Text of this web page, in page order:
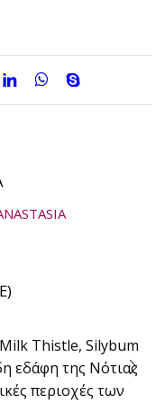
Thistle, Silybum
εδάφη της Νότιας
περιοχές των